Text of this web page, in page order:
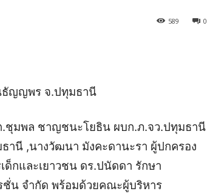
0
589
ธัญญพร จ.ปทุมธานี
ชุมพล ชาญชนะโยธิน ผบก.ภ.จว.ปทุมธานี
านี ,นางวัฒนา มังคะดานะรา ผู้ปกครอง
กและเยาวชน ดร.ปนัดดา รักษา
ชั่น จำกัด พร้อมด้วยคณะผู้บริหาร